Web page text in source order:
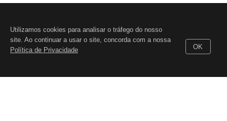
Utilizamos cookies para analisar o tráfego do nosso
site. Ao continuar a usar o site, concorda com a nossa
Política de Privacidade
OK